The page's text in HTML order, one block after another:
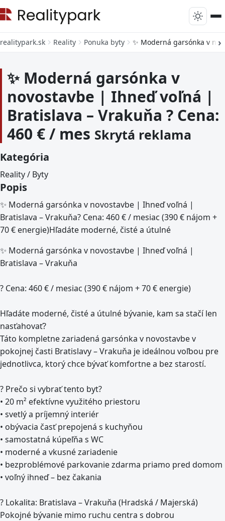
realitypark.sk Reality Ponuka byty ✨ Moderná garsónka v
✨ Moderná garsónka v
novostavbe | Ihneď voľná |
Bratislava – Vrakuňa ? Cena:
460 € / mes Skrytá reklama
Kategória
Reality / Byty
Popis
✨ Moderná garsónka v novostavbe | Ihneď voľná |
Bratislava – Vrakuňa? Cena: 460 € / mesiac (390 € nájom +
70 € energie)Hľadáte moderné, čisté a útulné
✨ Moderná garsónka v novostavbe | Ihneď voľná |
Bratislava – Vrakuňa
? Cena: 460 € / mesiac (390 € nájom + 70 € energie)
Hľadáte moderné, čisté a útulné bývanie, kam sa stačí len
nasťahovať?
Táto kompletne zariadená garsónka v novostavbe v
pokojnej časti Bratislavy – Vrakuňa je ideálnou voľbou pre
jednotlivca, ktorý chce bývať komfortne a bez starostí.
? Prečo si vybrať tento byt?
• 20 m² efektívne využitého priestoru
• svetlý a príjemný interiér
• obývacia časť prepojená s kuchyňou
• samostatná kúpeľňa s WC
• moderné a vkusné zariadenie
• bezproblémové parkovanie zdarma priamo pred domom
• voľný ihneď – bez čakania
? Lokalita: Bratislava – Vrakuňa (Hradská / Majerská)
Pokojné bývanie mimo ruchu centra s dobrou